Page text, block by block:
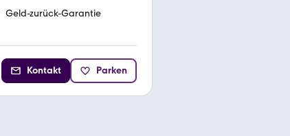
Geld-zurück-Garantie
Kontakt Parken